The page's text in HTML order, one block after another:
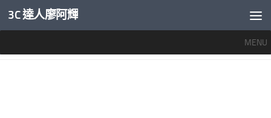
內文下方
3C 達人廖阿輝
MENU